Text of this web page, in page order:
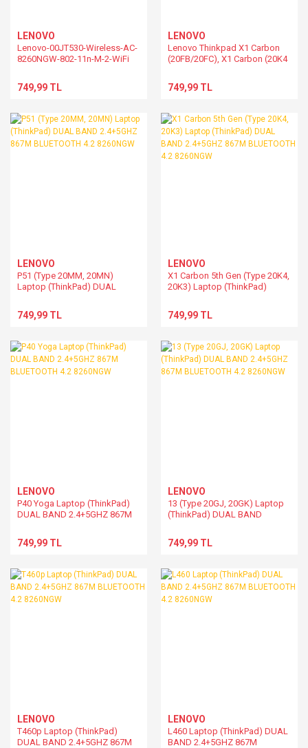
LENOVO
Lenovo-00JT530-Wireless-AC-
8260NGW-802-11n-M-2-WiFi
749,99 TL
LENOVO
Lenovo Thinkpad X1 Carbon
(20FB/20FC), X1 Carbon (20K4
20FR), Yoga 260 Yoga 460
Dizüstü Bilgisayarlarla Uyumlu
749,99 TL
LENOVO
P51 (Type 20MM, 20MN)
Laptop (ThinkPad) DUAL
BLUETOOTH 4.2 8260NGW
749,99 TL
LENOVO
X1 Carbon 5th Gen (Type 20K4,
20K3) Laptop (ThinkPad)
BLUETOOTH 4.2 8260NGW
749,99 TL
LENOVO
P40 Yoga Laptop (ThinkPad)
DUAL BAND 2.4+5GHZ 867M
749,99 TL
LENOVO
13 (Type 20GJ, 20GK) Laptop
(ThinkPad) DUAL BAND
4.2 8260NGW
749,99 TL
LENOVO
T460p Laptop (ThinkPad)
DUAL BAND 2.4+5GHZ 867M
LENOVO
L460 Laptop (ThinkPad) DUAL
BAND 2.4+5GHZ 867M